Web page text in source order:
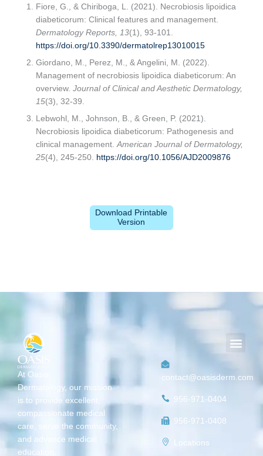
Fiore, G., & Chiriboga, L. (2021). Necrobiosis lipoidica
diabeticorum: Clinical features and management.
Dermatology Reports, 13(1), 93-101.
https://doi.org/10.3390/dermatolrep13010015
Giordano, M., Perez, M., & Angelini, M. (2022).
Management of necrobiosis lipoidica diabeticorum: An
overview.Journal of Clinical and Aesthetic Dermatology,
15(3), 32-39.
Lebwohl, M., Johnson, B., & Green, P. (2021).
Necrobiosis lipoidica diabeticorum: Pathogenesis and
clinical management.American Journal of Dermatology,
25(4), 245-250. https://doi.org/10.1056/AJD2009876
Download Printable
Version
At Oasis
Dermatology, our mission
is to provide excellent,
compassionate medical
care, serve the community,
and advance medical
education.
contact@oasisderm.com
956-971-0404
956-971-0408
Locations